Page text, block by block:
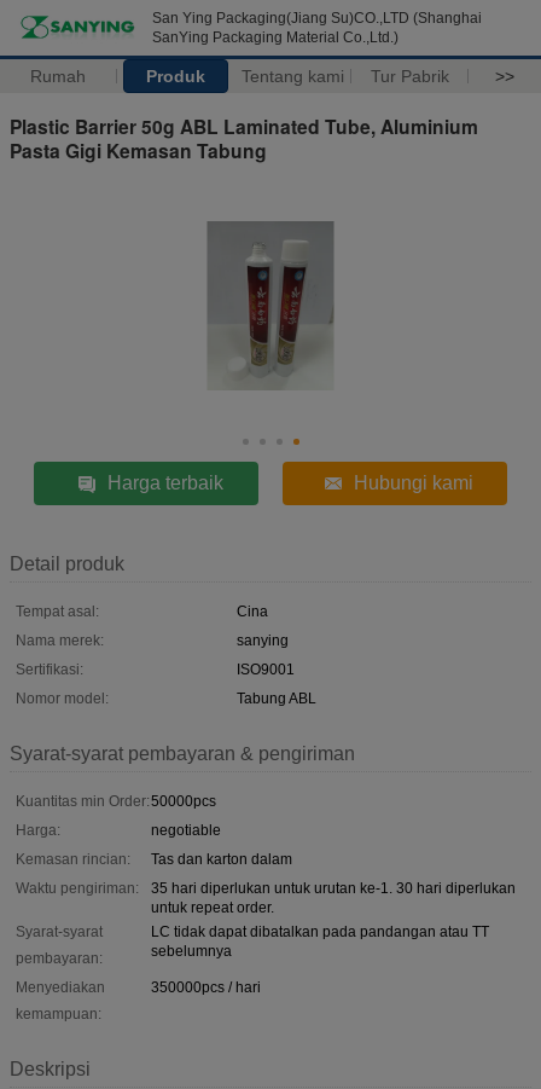
San Ying Packaging(Jiang Su)CO.,LTD (Shanghai
SanYing Packaging Material Co.,Ltd.)
Rumah Produk Tentang kami Tur Pabrik >>
Plastic Barrier 50g ABL Laminated Tube, Aluminium
Pasta Gigi Kemasan Tabung
Harga terbaik Hubungi kami
Detail produk
Tempat asal:
Cina
Nama merek:
sanying
Sertifikasi:
ISO9001
Nomor model:
Tabung ABL
Syarat-syarat pembayaran & pengiriman
Kuantitas min Order:50000pcs
Harga:
negotiable
Kemasan rincian:
Tas dan karton dalam
Waktu pengiriman:
35 hari diperlukan untuk urutan ke-1. 30 hari diperlukan
untuk repeat order.
Syarat-syarat
pembayaran:
LC tidak dapat dibatalkan pada pandangan atau TT
sebelumnya
Menyediakan
kemampuan:
350000pcs / hari
Deskripsi